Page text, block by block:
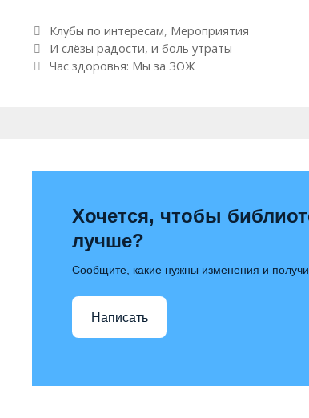
Рубрики
Клубы по интересам, Мероприятия
Навигация по записям
И слёзы радости, и боль утраты
Час здоровья: Мы за ЗОЖ
Хочется, чтобы
лучше?
Сообщите, какие нужны изменения и
Написать